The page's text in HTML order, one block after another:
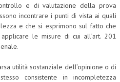
e di valutazione della prova
incontrare i punti di vista ai quali
e che si esprimono sul fatto che
le misure di cui all’art. 201
utilità sostanziale dell’opinione o di
consistente in incompletezza